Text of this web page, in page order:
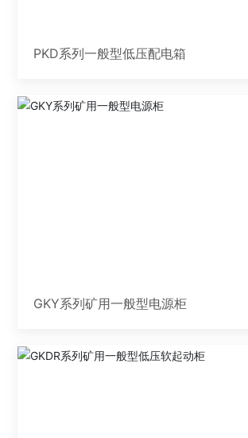
PKD系列一般型低压配电箱
GKY系列矿用一般型电源柜